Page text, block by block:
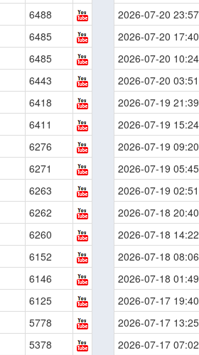
6488
6485
6485
6443
6418
6411
6276
6271
6263
6262
6260
6152
6146
6125
5778
5378
2026-07-20 23:57
2026-07-20 17:40
2026-07-20 10:24
2026-07-20 03:51
2026-07-19 21:39
2026-07-19 15:24
2026-07-19 09:20
2026-07-19 05:45
2026-07-19 02:51
2026-07-18 20:40
2026-07-18 14:22
2026-07-18 08:06
2026-07-18 01:49
2026-07-17 19:40
2026-07-17 13:25
2026-07-17 07:02